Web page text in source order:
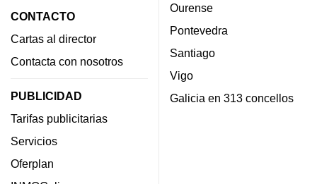
CONTACTO
Cartas al director
Contacta con nosotros
PUBLICIDAD
Tarifas publicitarias
Servicios
Oferplan
Ourense
Pontevedra
Santiago
Vigo
Galicia en 313 concellos